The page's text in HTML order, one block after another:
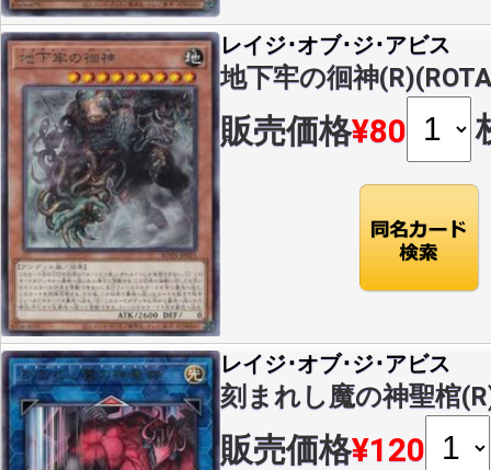
レイジ･オブ･ジ･アビス
地下牢の徊神
販売価格¥80
レイジ･オブ･ジ･アビス
刻まれし魔の神聖棺
販売価格¥120